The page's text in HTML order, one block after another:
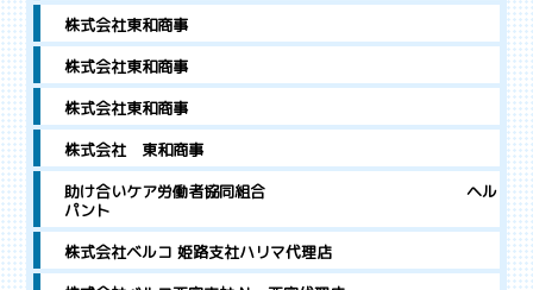
株式会社東和商事
株式会社東和商事
株式会社東和商事
株式会社 東和商事
助け合いケア労働者協同組合 ヘル
パント
株式会社ベルコ 姫路支社ハリマ代理店